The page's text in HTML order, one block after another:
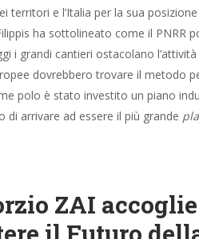
territori e l’Italia per la sua
ha sottolineato come il PNRR
i grandi cantieri ostacolano
dovrebbero trovare il metodo
polo è stato investito un piano
di arrivare ad essere il più grande
ZAI